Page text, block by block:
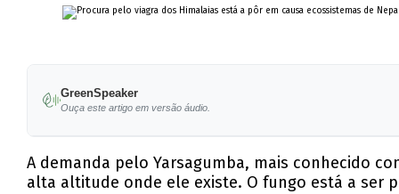
GreenSpeaker
Ouça este artigo em versão áudio.
A demanda pelo Yarsagumba, mais conhecido
alta altitude onde ele existe. O fungo está a ser